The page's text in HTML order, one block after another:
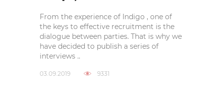
From the experience of Indigo , one of
the keys to effective recruitment is the
dialogue between parties. That is why we
have decided to publish a series of
interviews ..
03.09.2019 9331